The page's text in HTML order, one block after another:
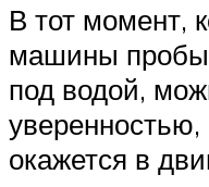
В тот момент,
машины
под водой,
уверенностью,
окажется в